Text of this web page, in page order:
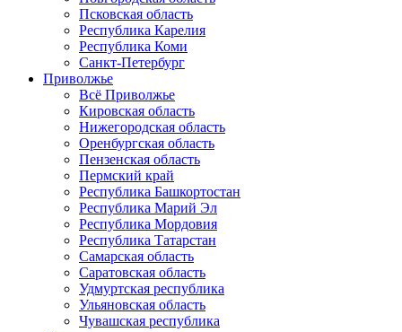
Псковская область
Республика Карелия
Республика Коми
Санкт-Петербург
Приволжье
Всё Приволжье
Кировская область
Нижегородская область
Оренбургская область
Пензенская область
Пермский край
Республика Башкортостан
Республика Марий Эл
Республика Мордовия
Республика Татарстан
Самарская область
Саратовская область
Удмуртская республика
Ульяновская область
Чувашская республика